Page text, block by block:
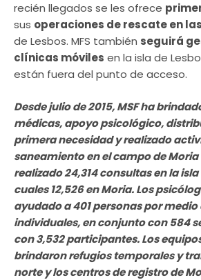
recién llegados se les ofrece
sus operaciones de rescate en
de Lesbos. MFS también seguirá
clínicas móviles en la isla de
están fuera del punto de acceso.
Desde julio de 2015, MSF ha
médicas, apoyo psicológico,
primera necesidad y realizado
saneamiento en el campo de Moria
realizado 24,314 consultas en la isla
cuales 12,526 en Moria. Los
ayudado a 401 personas por medio
individuales, en conjunto con 584
con 3,532 participantes.Los
brindaron refugios temporales y
norte y los centros de registro de